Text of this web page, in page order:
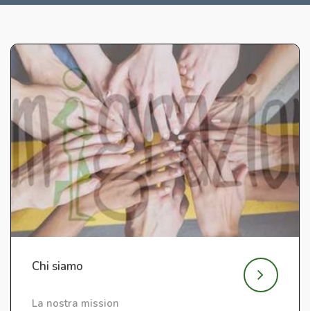
Chi siamo
La nostra mission